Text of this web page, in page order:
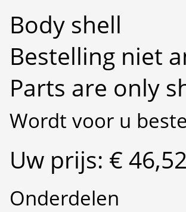
Body shell
Bestelling niet
Parts are only
Wordt voor u
Uw prijs: € 46,52
Onderdelen